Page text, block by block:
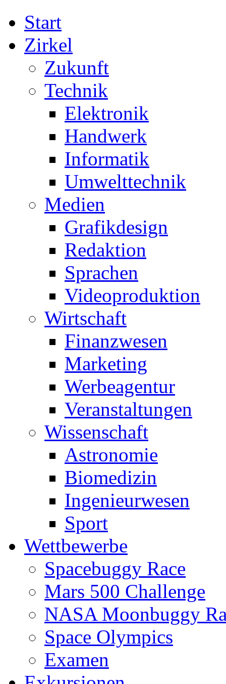
Start
Zirkel
Zukunft
Technik
Elektronik
Handwerk
Informatik
Umwelttechnik
Medien
Grafikdesign
Redaktion
Sprachen
Videoproduktion
Wirtschaft
Finanzwesen
Marketing
Werbeagentur
Veranstaltungen
Wissenschaft
Astronomie
Biomedizin
Ingenieurwesen
Sport
Wettbewerbe
Spacebuggy Race
Mars 500 Challenge
NASA Moonbuggy
Space Olympics
Examen